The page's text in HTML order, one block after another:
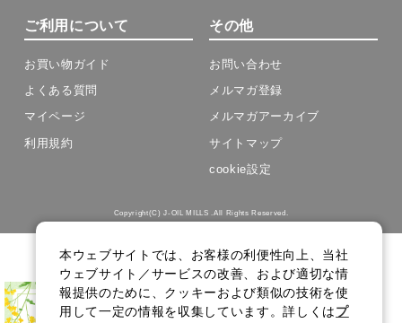
ご利用について
お買い物ガイド
よくある質問
マイページ
利用規約
その他
お問い合わせ
メルマガ登録
メルマガアーカイブ
サイトマップ
cookie設定
Copyright(C) J-OIL MILLS .All Rights Reserved.
本ウェブサイトでは、お客様の利便性向上、当社
ウェブサイト／サービスの改善、および適切な情
報提供のために、クッキーおよび類似の技術を使
用して一定の情報を収集しています。詳しくはプ